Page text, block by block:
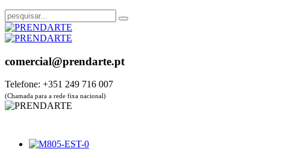
comercial@prendarte.pt
Telefone: +351 249 716 007
(Chamada para a rede fixa nacional)